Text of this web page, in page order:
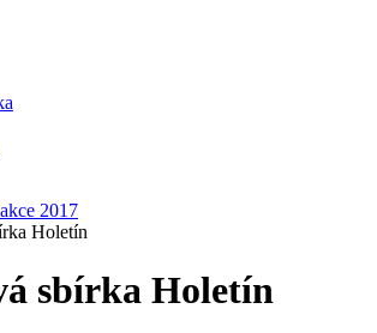
2017
Holetín
sbírka Holetín